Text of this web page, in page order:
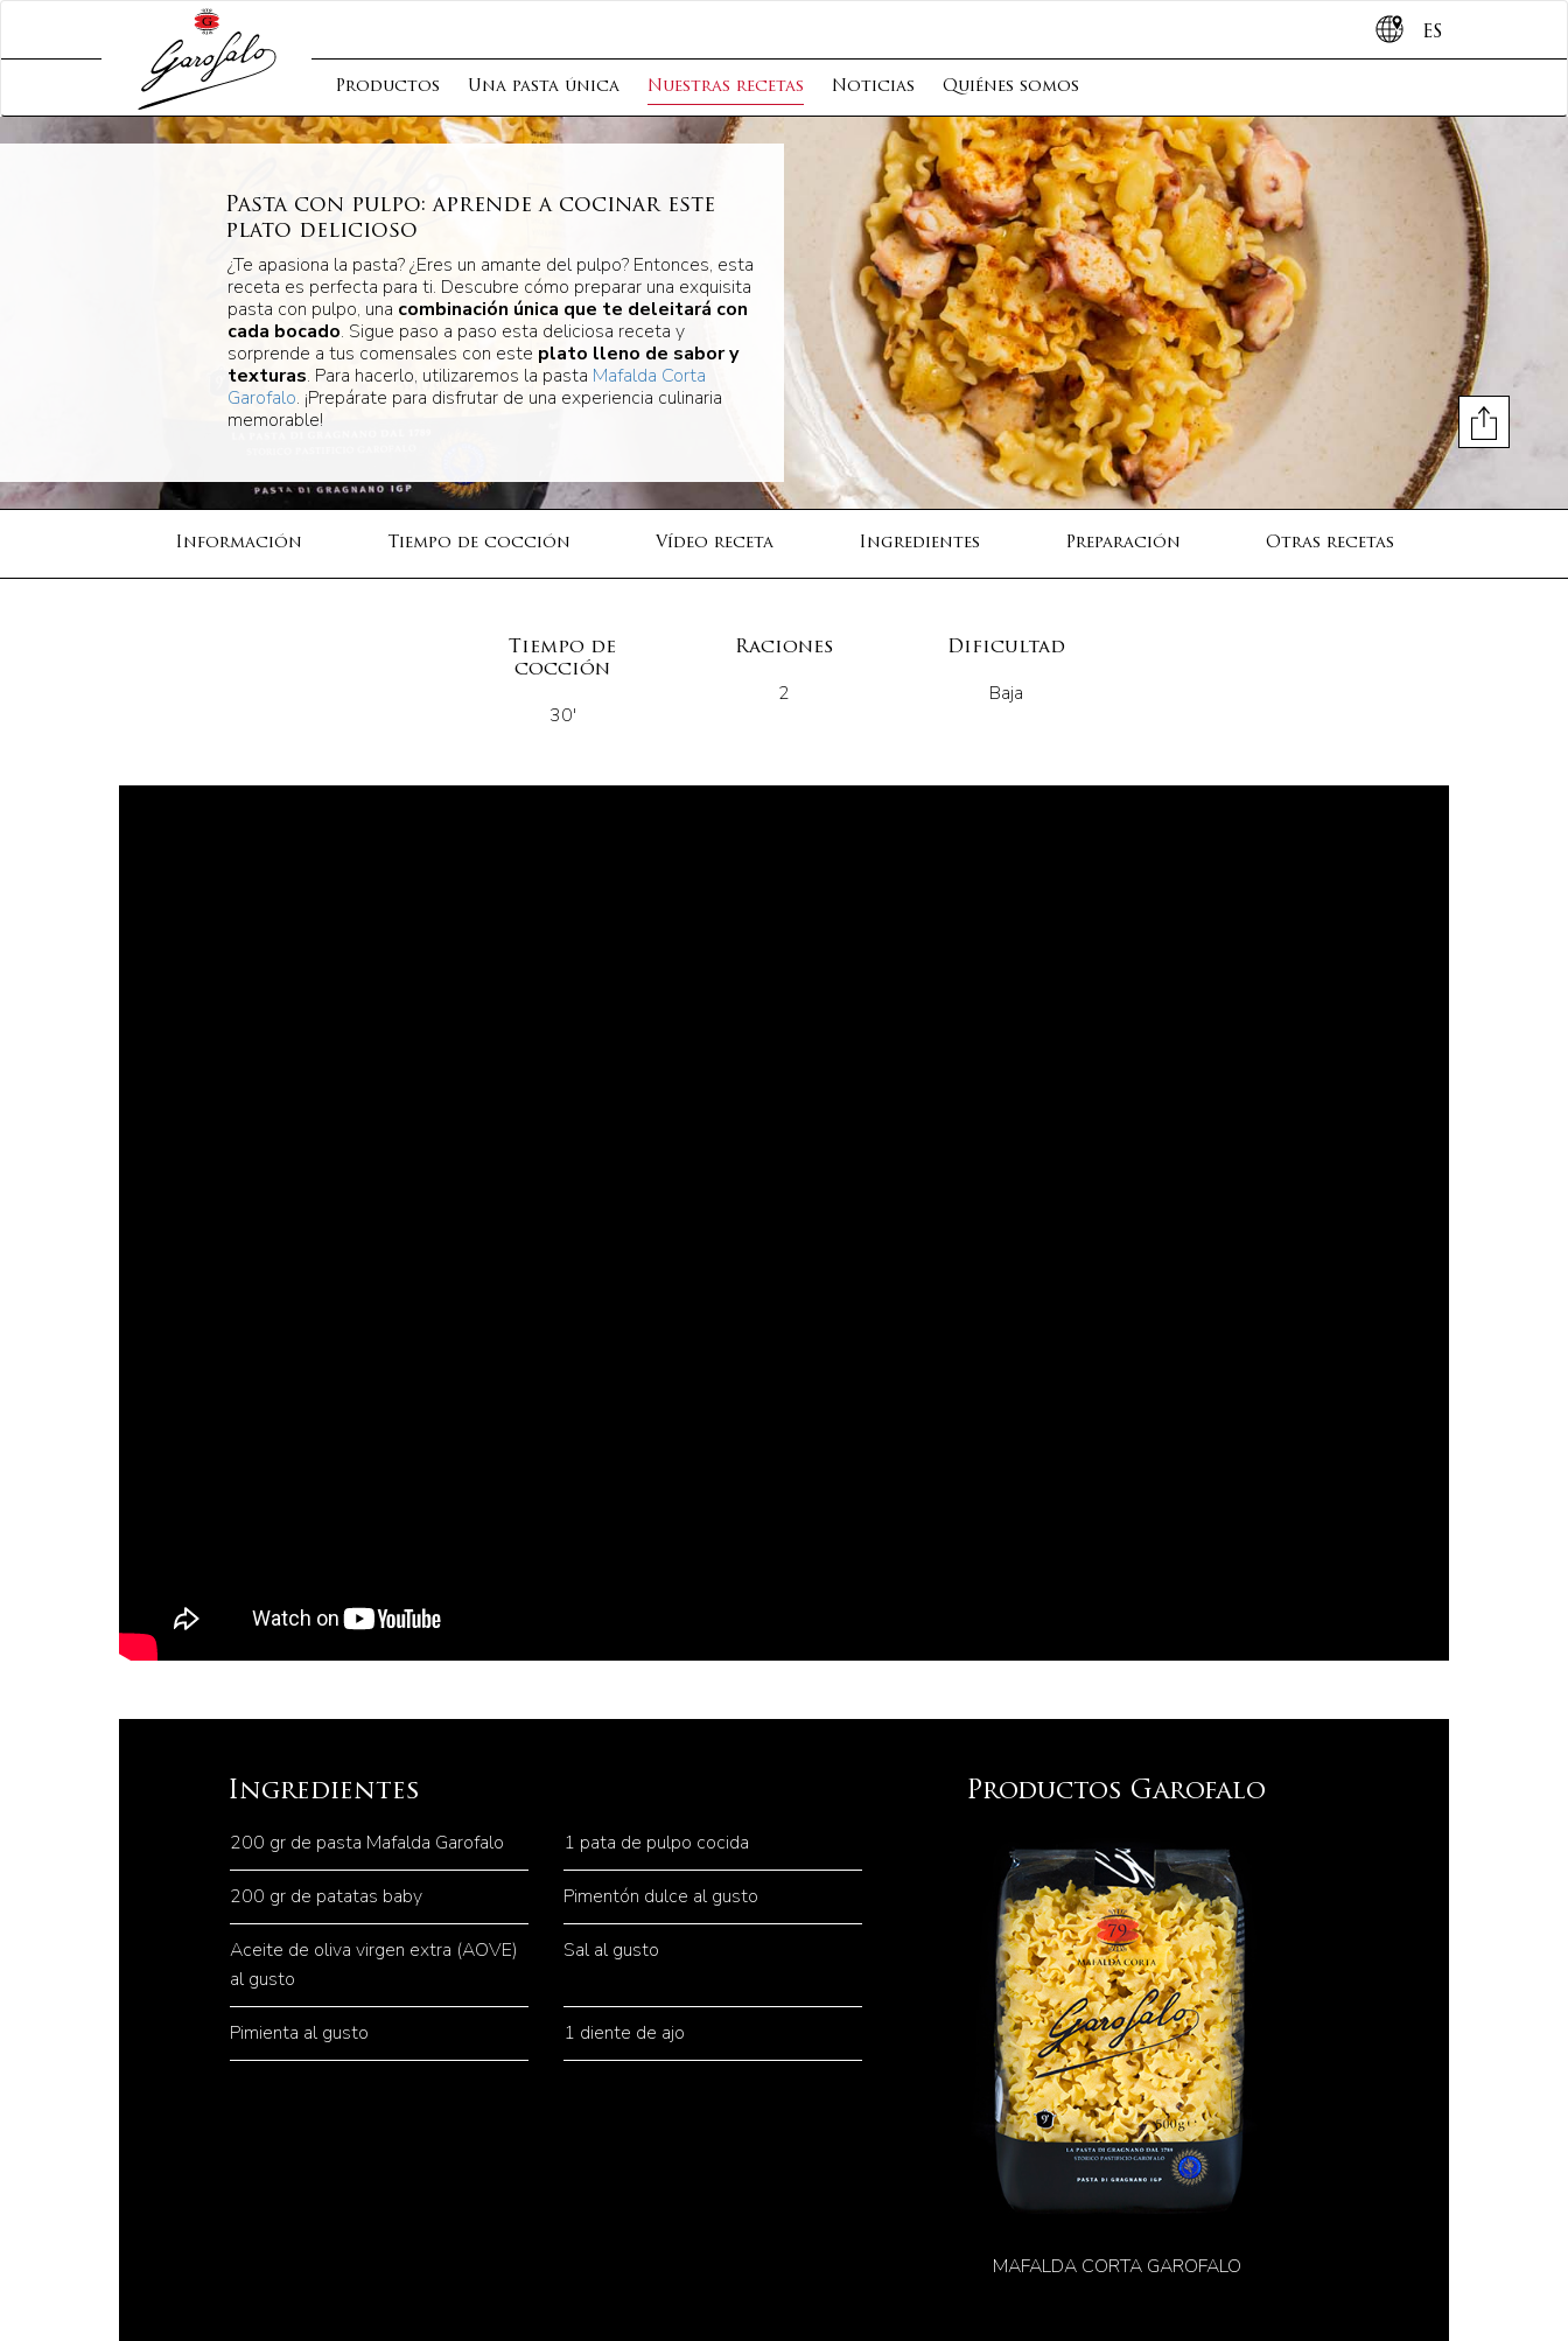
Productos Una pasta única Nuestras recetas Noticias Quiénes somos
ES
Pasta con pulpo: aprende a cocinar este
plato delicioso
¿Te apasiona la pasta? ¿Eres un amante del pulpo? Entonces, esta
receta es perfecta para ti. Descubre cómo preparar una exquisita
pasta con pulpo, una combinación única que te deleitará con
cada bocado. Sigue paso a paso esta deliciosa receta y
sorprende a tus comensales con este plato lleno de sabor y
texturas. Para hacerlo, utilizaremos la pasta Mafalda Corta
Garofalo. ¡Prepárate para disfrutar de una experiencia culinaria
memorable!
Información Tiempo de cocción Vídeo receta Ingredientes Preparación Otras recetas
Tiempo de
cocción
30'
Raciones
2
Dificultad
Baja
Ingredientes
200 gr de pasta Mafalda Garofalo 1 pata de pulpo cocida
200 gr de patatas baby Pimentón dulce al gusto
Aceite de oliva virgen extra (AOVE)
al gusto
Sal al gusto
Pimienta al gusto 1 diente de ajo
Productos Garofalo
MAFALDA CORTA GAROFALO